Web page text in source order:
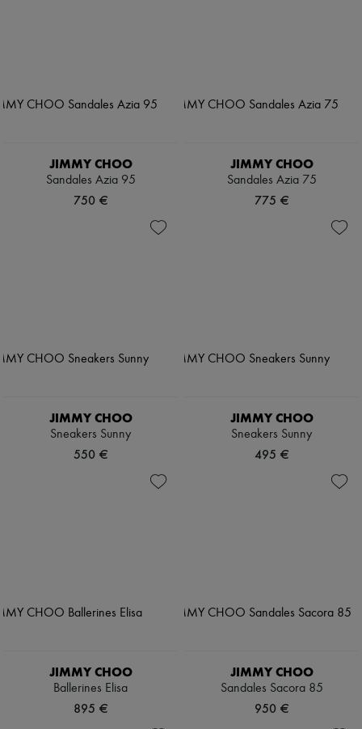
JIMMY CHOO
Sandales Azia 95
750 €
JIMMY CHOO
Sandales Azia 75
775 €
JIMMY CHOO
Sneakers Sunny
550 €
JIMMY CHOO
Sneakers Sunny
495 €
JIMMY CHOO
Ballerines Elisa
895 €
JIMMY CHOO
Sandales Sacora 85
950 €